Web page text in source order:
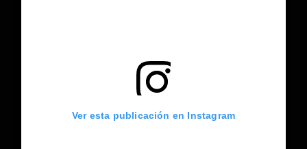
Ver esta publicación en Instagram